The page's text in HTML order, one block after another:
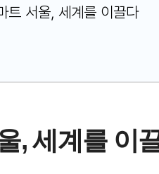
트 서울, 세계를 이끌다
, 세계를 이